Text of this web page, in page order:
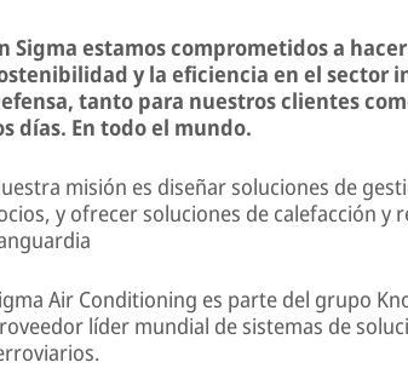
Sigma estamos comprometidos a
y la eficiencia en el sector
tanto para nuestros clientes
días. En todo el mundo.
misión es diseñar soluciones de
y ofrecer soluciones de calefacción
Air Conditioning es parte del grupo
líder mundial de sistemas de